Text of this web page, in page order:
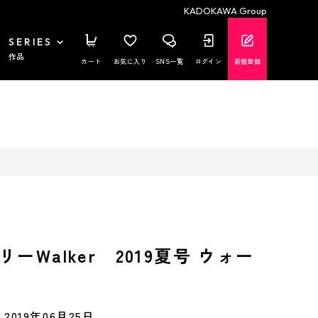
KADOKAWA Group
SERIES
作品 カート お気に入り SNS一覧 ログイン 新規登録
ーWalker 2019夏号 ウォー